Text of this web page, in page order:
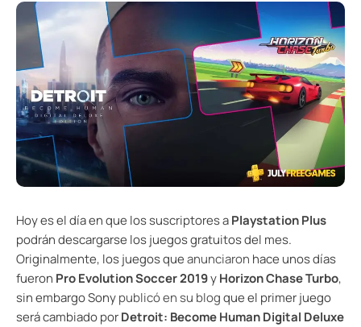
Hoy es el día en que los suscriptores aPlaystation Plus
podrán descargarse los juegos gratuitos del mes.
Originalmente, los juegos queanunciaron hace unos días
fueron Pro Evolution Soccer 2019yHorizon Chase Turbo,
sin embargo Sonypublicó en su blogque el primer juego
será cambiado porDetroit: Become Human Digital Deluxe